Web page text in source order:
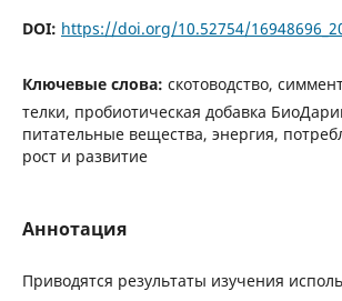
DOI: https://doi.org/10.52754/
Ключевые слова: скотоводство,
телки, пробиотическая добавка
питательные вещества, энергия,
рост и развитие
Аннотация
Приводятся результаты изучения